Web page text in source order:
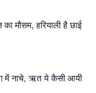
का मौसम,हरियाली है छाई
में नाचे,ऋत ये कैसी आयी